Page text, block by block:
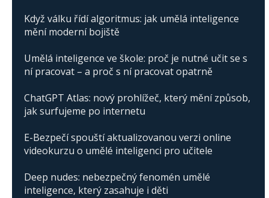
Když válku řídí algoritmus: jak umělá inteligence
mění moderní bojiště
Umělá inteligence ve škole: proč je nutné učit se s
ní pracovat – a proč s ní pracovat opatrně
ChatGPT Atlas: nový prohlížeč, který mění způsob,
jak surfujeme po internetu
E-Bezpečí spouští aktualizovanou verzi online
videokurzu o umělé inteligenci pro učitele
Deep nudes: nebezpečný fenomén umělé
inteligence, který zasahuje i děti